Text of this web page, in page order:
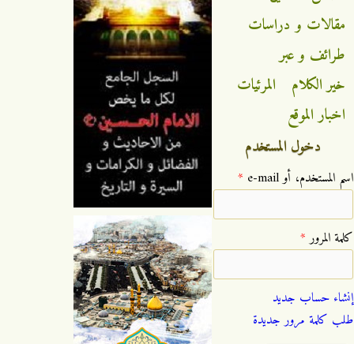
مقالات و دراسات
طرائف و عبر
خير الكلام
المرئيات
اخبار الموقع
دخول المستخدم
‏اسم المستخدم، أو e-mail ‏ *
‏كلمة المرور ‏*
إنشاء حساب جديد
طلب كلمة مرور جديدة